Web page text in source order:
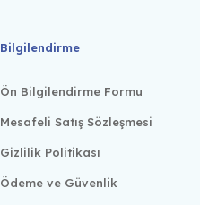
Bilgilendirme
Ön Bilgilendirme Formu
Mesafeli Satış Sözleşmesi
Gizlilik Politikası
Ödeme ve Güvenlik